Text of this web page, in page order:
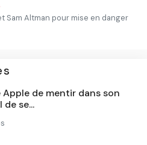
Sam Altman pour mise en danger
de mentir dans son
se...